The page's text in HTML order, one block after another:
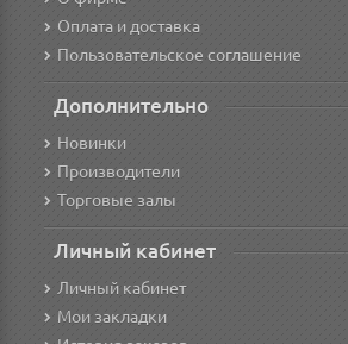
Оплата и доставка
Пользовательское соглашение
Дополнительно
Новинки
Производители
Торговые залы
Личный кабинет
Личный кабинет
Мои закладки